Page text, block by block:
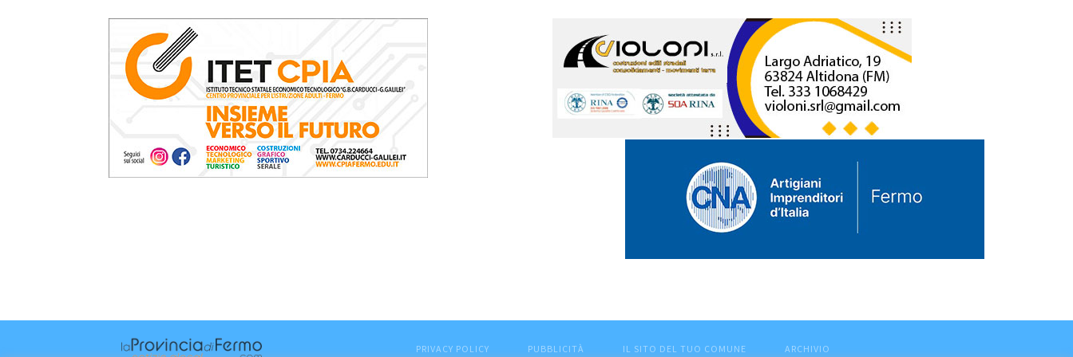
PRIVACY POLICY PUBBLICITÀ IL SITO DEL TUO COMUNE ARCHIVIO